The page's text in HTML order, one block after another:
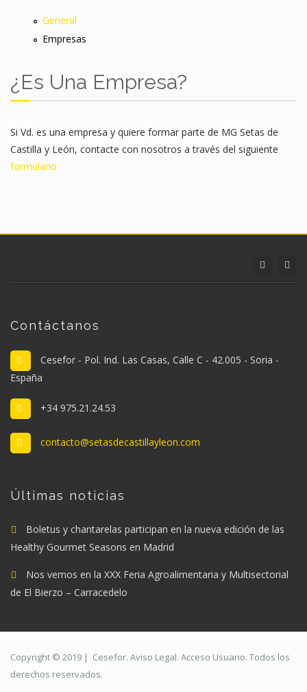
General
Empresas
¿Es Una Empresa?
Si Vd. es una empresa y quiere formar parte de MG Setas de
Castilla y León, contacte con nosotros a través del siguiente
formulario
Contáctanos
Cesefor - Pol. Ind. Las Casas, Calle C - 42.005 - Soria -
España
+34 975.21.24.53
contacto@setasdecastillayleon.com
Últimas noticias
Boletus y chantarelas participan en la nueva edición de las
Healthy Gourmet Seasons en Madrid
Nos vemos en la XXX Feria Agroalimentaria y Multisectorial
de El Bierzo – Carracedelo
Copyright © 2019 | Cesefor. Aviso Legal. Acceso Usuario. Todos los
derechos reservados.